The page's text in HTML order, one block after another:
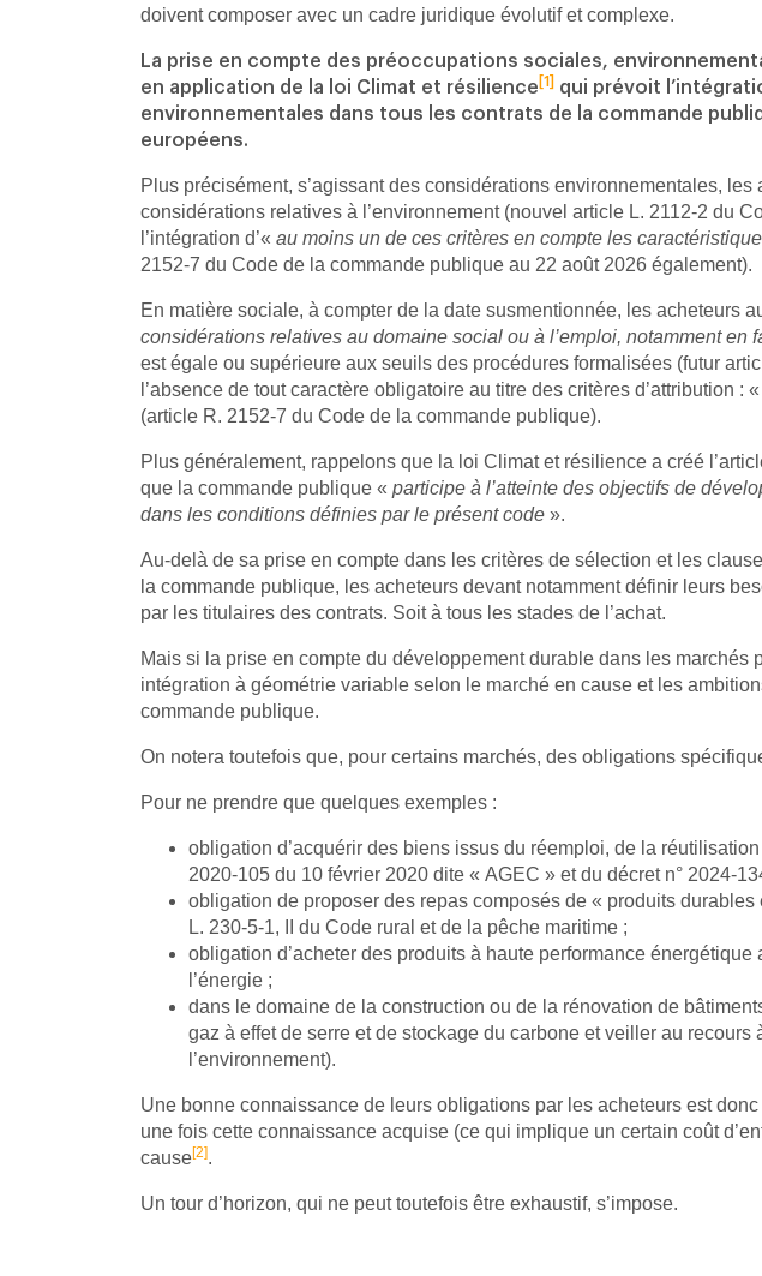
doivent composer avec un cadre juridique évolutif et complexe.
La prise en compte des préoccupations sociales,
en application de la loi Climat et résilience [1] qui prévoit
environnementales dans tous les contrats de la commande
européens.
Plus précisément, s’agissant des considérations environnementales,
considérations relatives à l’environnement (nouvel article L. 2112-2 du
l’intégration d’« au moins un de ces critères en compte les
2152-7 du Code de la commande publique au 22 août 2026 également).
En matière sociale, à compter de la date susmentionnée, les acheteurs
considérations relatives au domaine social ou à l’emploi, notamment en
est égale ou supérieure aux seuils des procédures formalisées (futur
l’absence de tout caractère obligatoire au titre des critères d’attribution : «
(article R. 2152-7 du Code de la commande publique).
Plus généralement, rappelons que la loi Climat et résilience a créé
que la commande publique « participe à l’atteinte des objectifs de
dans les conditions définies par le présent code ».
Au-delà de sa prise en compte dans les critères de sélection et les
la commande publique, les acheteurs devant notamment définir leurs
par les titulaires des contrats. Soit à tous les stades de l’achat.
Mais si la prise en compte du développement durable dans les
intégration à géométrie variable selon le marché en cause et les
commande publique.
On notera toutefois que, pour certains marchés, des obligations
Pour ne prendre que quelques exemples :
obligation d’acquérir des biens issus du réemploi, de la
2020-105 du 10 février 2020 dite « AGEC » et du décret n° 2024-
obligation de proposer des repas composés de « produits
L. 230-5-1, II du Code rural et de la pêche maritime ;
obligation d’acheter des produits à haute performance
l’énergie ;
dans le domaine de la construction ou de la rénovation de
gaz à effet de serre et de stockage du carbone et veiller au
l’environnement).
Une bonne connaissance de leurs obligations par les acheteurs est
une fois cette connaissance acquise (ce qui implique un certain coût
cause[2].
Un tour d’horizon, qui ne peut toutefois être exhaustif, s’impose.